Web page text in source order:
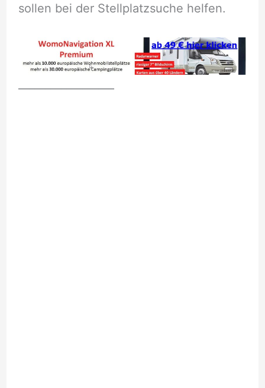
sollen bei der Stellplatzsuche helfen.